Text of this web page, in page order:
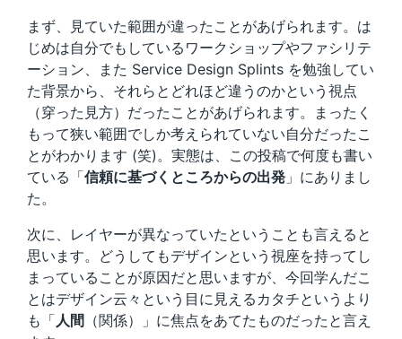
まず、見ていた範囲が違ったことがあげられます。は
じめは自分でもしているワークショップやファシリテ
ーション、また Service Design Splints を勉強してい
た背景から、それらとどれほど違うのかという視点
（穿った見方）だったことがあげられます。まったく
もって狭い範囲でしか考えられていない自分だったこ
とがわかります (笑)。実態は、この投稿で何度も書い
ている「信頼に基づくところからの出発 」にありまし
た。
次に、レイヤーが異なっていたということも言えると
思います。どうしてもデザインという視座を持ってし
まっていることが原因だと思いますが、今回学んだこ
とはデザイン云々という目に見えるカタチというより
も「 人間 （関係）」に焦点をあてたものだったと言え